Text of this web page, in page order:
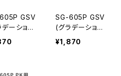
GSV
ーション
ー) パー
テンプル
SG-605P GSV
(グラデーション
シルバー) パー
ツ 左テンプル
¥1,870